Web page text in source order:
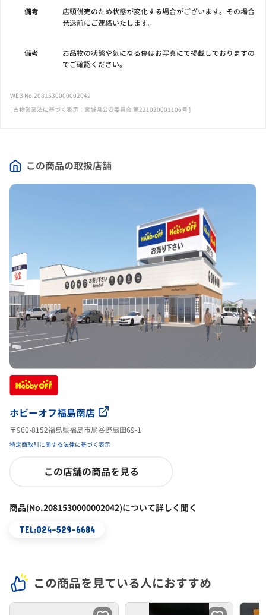
この商品の取扱店舗
ホビーオフ福島南店
〒960-8152福島県福島市鳥谷野扇田69-1
特定商取引に関する法律に基づく表示
この店舗の商品を見る
商品(No.2081530000002042)について詳しく聞く
TEL:024-529-6684
備考
店頭併売のため状態が変化する場合がございます。その場合
発送前にご連絡いたします。
備考
お品物の状態や気になる傷はお写真にて掲載しておりますの
でご確認ください。
WEB No.2081530000002042
[ 古物営業法に基づく表示：宮城県公安委員会 第221020001106号 ]
この商品を見ている人におすすめ